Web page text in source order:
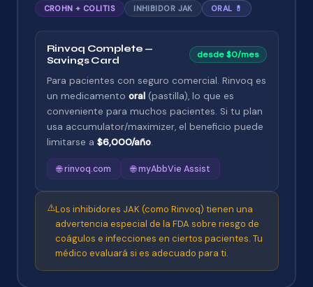
CROHN + COLITIS INHIBIDOR JAK ORAL 💊
Rinvoq Complete —
Savings Card
desde $0/mes
Para pacientes con seguro comercial. Rinvoq es
un medicamento oral(pastilla), lo que es
conveniente para muchos pacientes. Si tu plan
usa accumulator/maximizer, el beneficio puede
limitarse a $6,000/año.
🌐 rinvoq.com 🌐 myAbbVie Assist
⚠️Los inhibidores JAK (como Rinvoq) tienen una
advertencia especial de la FDA sobre riesgo de
coágulos e infecciones en ciertos pacientes. Tu
médico evaluará si es adecuado para ti.